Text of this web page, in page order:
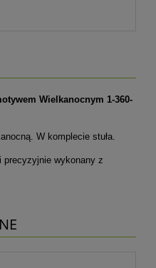
Wielkanocnym 1-360-
W komplecie stuła.
precyzyjnie wykonany z